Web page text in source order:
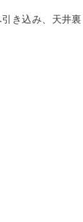
き込み、天井裏